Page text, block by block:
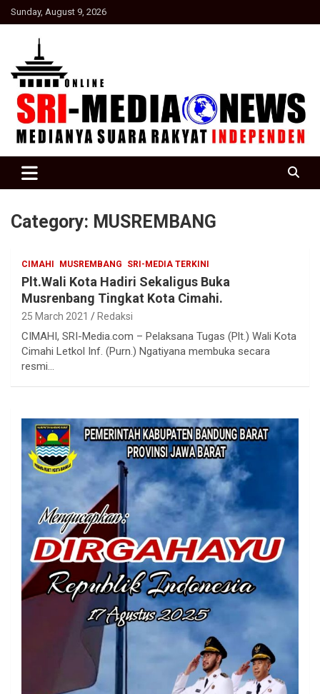
Skip
to
Sunday, August 9, 2026
SRI Media news
Category: MUSREMBANG
CIMAHI MUSREMBANG SRI-MEDIA TERKINI
Plt.Wali Kota Hadiri Sekaligus Buka
Musrenbang Tingkat Kota Cimahi.
25 March 2021 Redaksi
CIMAHI, SRI-Media.com – Pelaksana Tugas (Plt.) Wali Kota
Cimahi Letkol Inf. (Purn.) Ngatiyana membuka secara
resmi…